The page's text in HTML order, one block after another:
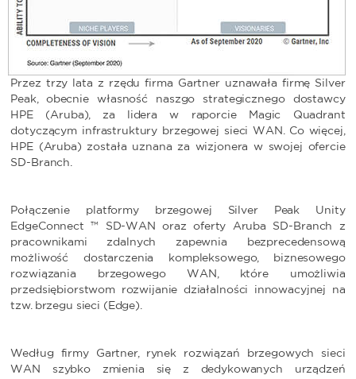
Przez trzy lata z rzędu firma Gartner uznawała firmę Silver
Peak, obecnie własność naszgo strategicznego dostawcy
HPE (Aruba), za lidera w raporcie Magic Quadrant
dotyczącym infrastruktury brzegowej sieci WAN. Co więcej,
HPE (Aruba) została uznana za wizjonera w swojej ofercie
SD-Branch.
Połączenie platformy brzegowej Silver Peak Unity
EdgeConnect ™ SD-WAN oraz oferty Aruba SD-Branch z
pracownikami zdalnych zapewnia bezprecedensową
możliwość dostarczenia kompleksowego, biznesowego
rozwiązania brzegowego WAN, które umożliwia
przedsiębiorstwom rozwijanie działalności innowacyjnej na
tzw. brzegu sieci (Edge).
Według firmy Gartner, rynek rozwiązań brzegowych sieci
WAN szybko zmienia się z dedykowanych urządzeń